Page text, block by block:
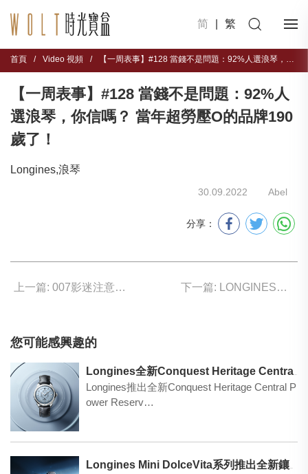
简 繁
首頁 / Video 視頻 / 【一周表事】#128 當錢不是問題：92%人選浪琴，你信嗎？ 當年超勞壓O的品牌190歲了！
【一周表事】#128 當錢不是問題：92%人
選浪琴，你信嗎？ 當年超勞壓O的品牌190
歲了！
Longines,浪琴
30.09.2022 Abel
分享：
上一篇: 007影迷注意：占士邦60周年拍賣進行中…… 下一篇: LONGINES誕生190周年推限量作
您可能感興趣的
Longines推出全新Conquest Heritage Central P
ower Reserv…